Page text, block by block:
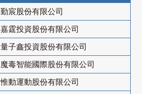
勤宸股份有限公司
嘉霆投資股份有限公司
量子鑫投資股份有限公司
魔毒智能國際股份有限公司
惟動運動股份有限公司